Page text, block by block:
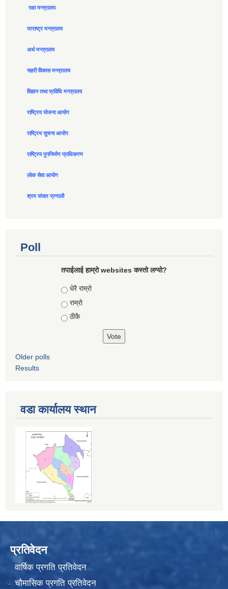
रक्षा मन्त्रालय
परराष्ट्र मन्त्रालय
अर्थ मन्त्रालय
सहरी विकास मन्त्रालय
विज्ञान तथा प्रविधि मन्त्रालय
राष्ट्रिय योजना आयोग
राष्ट्रिय सुचना आयोग
राष्ट्रिय पुननिर्माण प्राधिकरण
लोक सेवा आयोग
श्रम संसार प्रणाली
Poll
तपाईलाई हाम्रो websites कस्तो लग्यो?
Choices
धेरै राम्रो
राम्रो
ठीकै
Older polls
Results
वडा कार्यालय स्थान
प्रतिवेदन
वार्षिक प्रगति प्रतिवेदन
चौमासिक प्रगति प्रतिवेदन